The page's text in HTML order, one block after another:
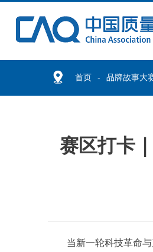
首页 品牌故事大
赛区打卡
当新一轮科技革命